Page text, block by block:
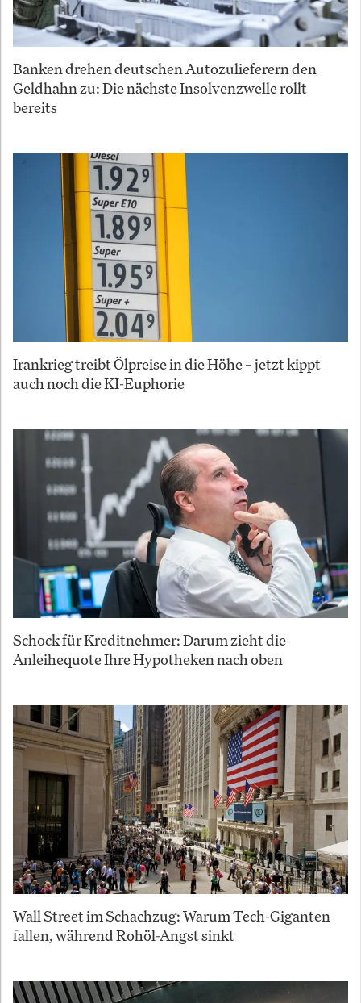
Banken drehen deutschen Autozulieferern den
Geldhahn zu: Die nächste Insolvenzwelle rollt
bereits
Irankrieg treibt Ölpreise in die Höhe – jetzt kippt
auch noch die KI-Euphorie
Schock für Kreditnehmer: Darum zieht die
Anleihequote Ihre Hypotheken nach oben
Wall Street im Schachzug: Warum Tech-Giganten
fallen, während Rohöl-Angst sinkt